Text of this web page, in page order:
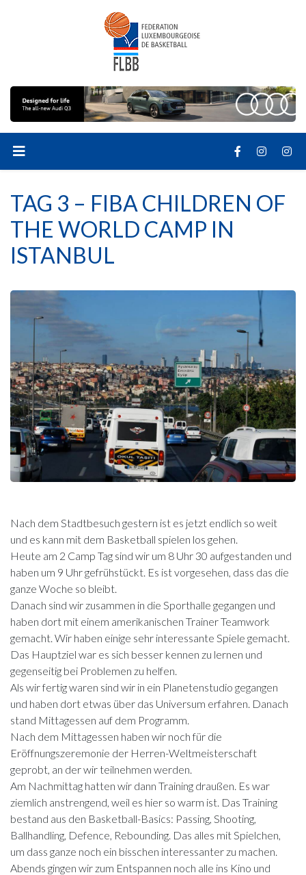
TAG 3 – FIBA CHILDREN OF
THE WORLD CAMP IN
ISTANBUL
Nach dem Stadtbesuch gestern ist es jetzt endlich so weit
und es kann mit dem Basketball spielen los gehen.
Heute am 2 Camp Tag sind wir um 8 Uhr 30 aufgestanden und
haben um 9 Uhr gefrühstückt. Es ist vorgesehen, dass das die
ganze Woche so bleibt.
Danach sind wir zusammen in die Sporthalle gegangen und
haben dort mit einem amerikanischen Trainer Teamwork
gemacht. Wir haben einige sehr interessante Spiele gemacht.
Das Hauptziel war es sich besser kennen zu lernen und
gegenseitig bei Problemen zu helfen.
Als wir fertig waren sind wir in ein Planetenstudio gegangen
und haben dort etwas über das Universum erfahren. Danach
stand Mittagessen auf dem Programm.
Nach dem Mittagessen haben wir noch für die
Eröffnungszeremonie der Herren-Weltmeisterschaft
geprobt, an der wir teilnehmen werden.
Am Nachmittag hatten wir dann Training draußen. Es war
ziemlich anstrengend, weil es hier so warm ist. Das Training
bestand aus den Basketball-Basics: Passing, Shooting,
Ballhandling, Defence, Rebounding. Das alles mit Spielchen,
um dass ganze noch ein bisschen interessanter zu machen.
Abends gingen wir zum Entspannen noch alle ins Kino und